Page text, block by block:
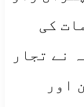
کی
نے تجار
اور